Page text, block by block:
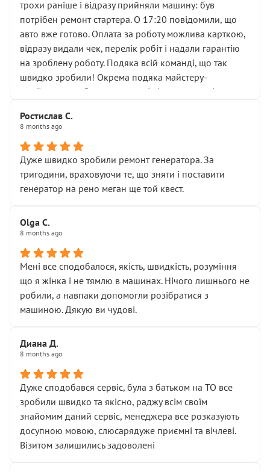
лобовим склом. Мені пояснили, що це “старі гайки, які
відкручували”, і попросили не хвилюватися. ( надіюсь
новий власник, не застяг в полі))
Але після нинішнього візиту такі дрібниці вже не
здаються дрібницями.
Я — клієнт, який працює на довірі, і саме її цей сервіс
Хотілося б більше:
• належної уваги до авто
• прозорості в роботах і рахунках
• реальної діагностики, а не формального
“подивились і поїхав”
На жаль, складається враження, що сервіс працює не
Стосовно комунікації - все добре
трохи раніше і відразу прийняли машину: був
потрібен ремонт стартера. О 17:20 повідомили, що
авто вже готово. Оплата за роботу можлива карткою,
відразу видали чек, перелік робіт і надали гарантію
на зроблену роботу. Подяка всій команді, що так
швидко зробили! Окрема подяка майстеру-
приймальнику Олександру: всі чітко та по суті.
звертатися до цього автосервісу.
Ростислав С.
8 months ago
Дуже швидко зробили ремонт генератора. За
тригодини, враховуючи те, що зняти і поставити
генератор на рено меган ще той квест.
Olga С.
8 months ago
Мені все сподобалося, якість, швидкість, розуміння
що я жінка і не тямлю в машинах. Нічого лишнього не
робили, а навпаки допомогли розібратися з
машиною. Дякую ви чудові.
Диана Д.
8 months ago
Дуже сподобався сервіс, була з батьком на ТО все
зробили швидко та якісно, раджу всім своїм
знайомим даний сервіс, менеджера все розказують
досупною мовою, слюсарядуже приємні та вічлеві.
Візитом залишились задоволені